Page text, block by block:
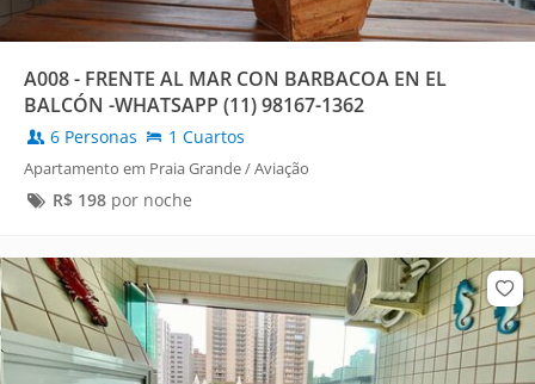
A008 - FRENTE AL MAR CON BARBACOA EN EL
BALCÓN -WHATSAPP (11) 98167-1362
6 Personas 1 Cuartos
Apartamento em Praia Grande / Aviação
R$ 198por noche